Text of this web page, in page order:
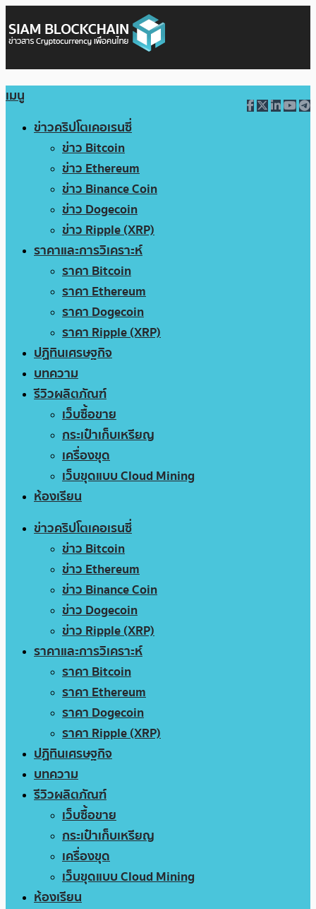
เมนู
ข่าวคริปโตเคอเรนซี่
ข่าว Bitcoin
ข่าว Ethereum
ข่าว Binance Coin
ข่าว Dogecoin
ข่าว Ripple (XRP)
ราคาและการวิเคราะห์
ราคา Bitcoin
ราคา Ethereum
ราคา Dogecoin
ราคา Ripple (XRP)
ปฏิทินเศรษฐกิจ
บทความ
รีวิวผลิตภัณฑ์
เว็บซื้อขาย
กระเป๋าเก็บเหรียญ
เครื่องขุด
เว็บขุดแบบ Cloud Mining
ห้องเรียน
ข่าวคริปโตเคอเรนซี่
ข่าว Bitcoin
ข่าว Ethereum
ข่าว Binance Coin
ข่าว Dogecoin
ข่าว Ripple (XRP)
ราคาและการวิเคราะห์
ราคา Bitcoin
ราคา Ethereum
ราคา Dogecoin
ราคา Ripple (XRP)
ปฏิทินเศรษฐกิจ
บทความ
รีวิวผลิตภัณฑ์
เว็บซื้อขาย
กระเป๋าเก็บเหรียญ
เครื่องขุด
เว็บขุดแบบ Cloud Mining
ห้องเรียน